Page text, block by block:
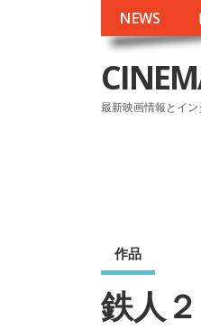
NEWS
最新映画情報とイ
作品
鉄人